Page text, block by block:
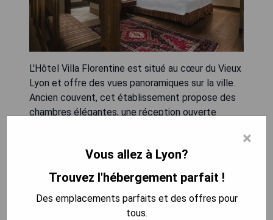
L'Hôtel Villa Florentine est situé au cœur du Vieux
Lyon et offre des vues panoramiques sur la ville.
Ancien couvent, cet établissement propose des
chambres élégantes, une réception ouverte
décoration raffinée, d'une télévision à écran plat
avec les chaînes Canal + et beIn Sports, ainsi que
d'un minibar ; certaines chambres comprennent
également un coin salon. Toutes les chambres
possèdent une salle de bains moderne privative
×
Vous allez à Lyon?
Trouvez l'hébergement parfait !
Des emplacements parfaits et des offres pour
tous.